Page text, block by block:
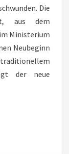
Die
aus dem
Ministerium
Neubeginn
der neue